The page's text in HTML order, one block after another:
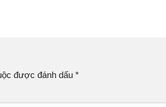
được đánh dấu *